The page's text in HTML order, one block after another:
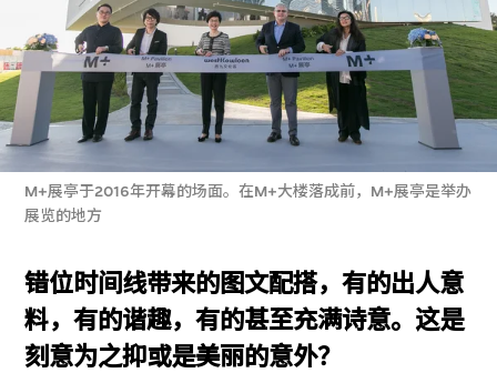
M+展亭于2016年开幕的场面。在M+大楼落成前，M+展亭是举办
展览的地方
错位时间线带来的图文配搭，有的出人意
料，有的谐趣，有的甚至充满诗意。这是
刻意为之抑或是美丽的意外？